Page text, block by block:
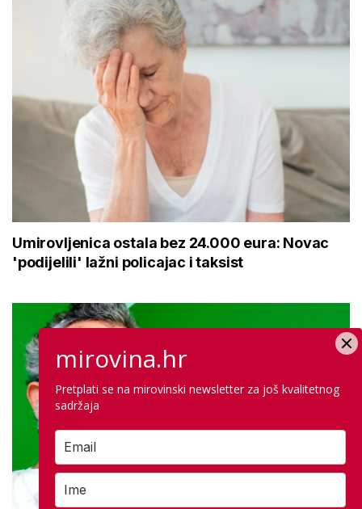
Umirovljenica ostala bez 24.000 eura: Novac
'podijelili' lažni policajac i taksist
mirovina.hr
Pretplati se na mirovinski newsletter za još kvalitetnog
sadržaja